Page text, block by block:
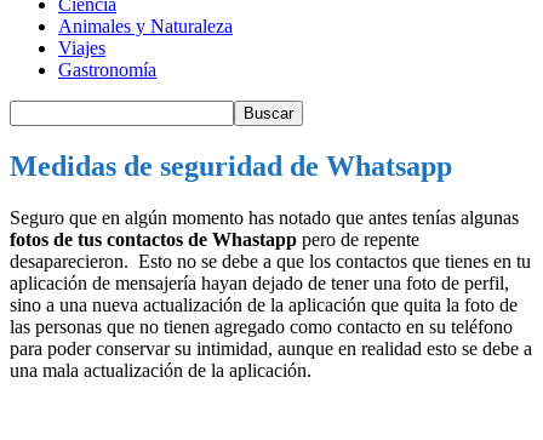
Ciencia
Animales y Naturaleza
Viajes
Gastronomía
Medidas de seguridad de Whatsapp
Seguro que en algún momento has notado que antes tenías algunas
fotos de tus contactos de Whastapp pero de repente
desaparecieron. Esto no se debe a que los contactos que tienes en tu
aplicación de mensajería hayan dejado de tener una foto de perfil,
sino a una nueva actualización de la aplicación que quita la foto de
las personas que no tienen agregado como contacto en su teléfono
para poder conservar su intimidad, aunque en realidad esto se debe a
una mala actualización de la aplicación.